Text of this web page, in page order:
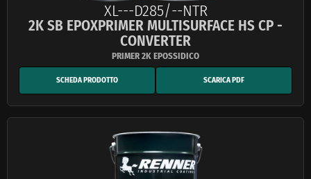
XL---D285/--NTR
2K SB EPOXPRIMER MULTISURFACE HS CP -
CONVERTER
SCHEDA PRODOTTO SCARICA PDF